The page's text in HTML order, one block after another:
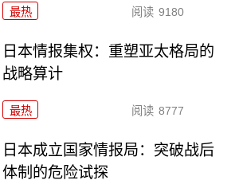
最热 阅读 9180
日本情报集权：重塑亚太格局的
战略算计
最热 阅读 8777
日本成立国家情报局：突破战后
体制的危险试探